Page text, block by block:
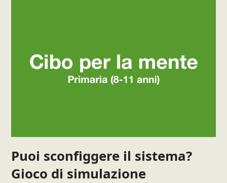
Puoi sconfiggere il sistema?
Gioco di simulazione